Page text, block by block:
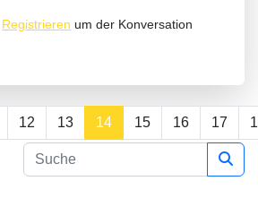
Registrieren um der Konversation
12 13 14 15 16 17